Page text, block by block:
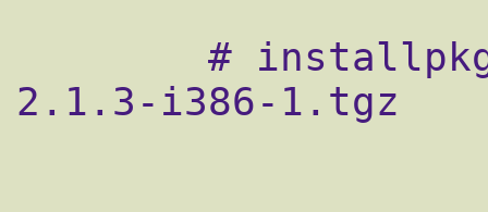
2.1.3-i386-1.tgz